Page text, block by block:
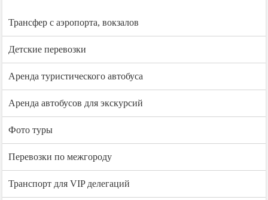
Трансфер с аэропорта, вокзалов
Детские перевозки
Аренда туристического автобуса
Аренда автобусов для экскурсий
Фото туры
Перевозки по межгороду
Транспорт для VIP делегаций